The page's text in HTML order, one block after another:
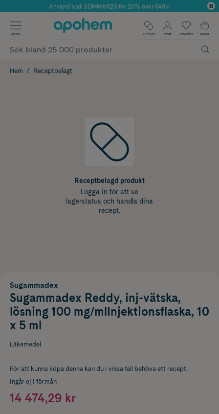
Årets Butik 2025 inom Skönhet
Använd kod: SOMMAR20 för 20% över 649kr
✓ Fri frakt
✓ Poäng på alla köp*
Meny Recept Profil Favoriter Kassa
Hem Receptbelagt
Receptbelagd produkt
Logga in för att se
lagerstatus och handla dina
recept.
Sugammadex
Sugammadex Reddy, inj-vätska,
lösning 100 mg/mlInjektionsflaska, 10
x 5 ml
Läkemedel
För att kunna köpa denna kan du i vissa fall behöva ett recept.
Ingår ej i förmån
14 474,29 kr